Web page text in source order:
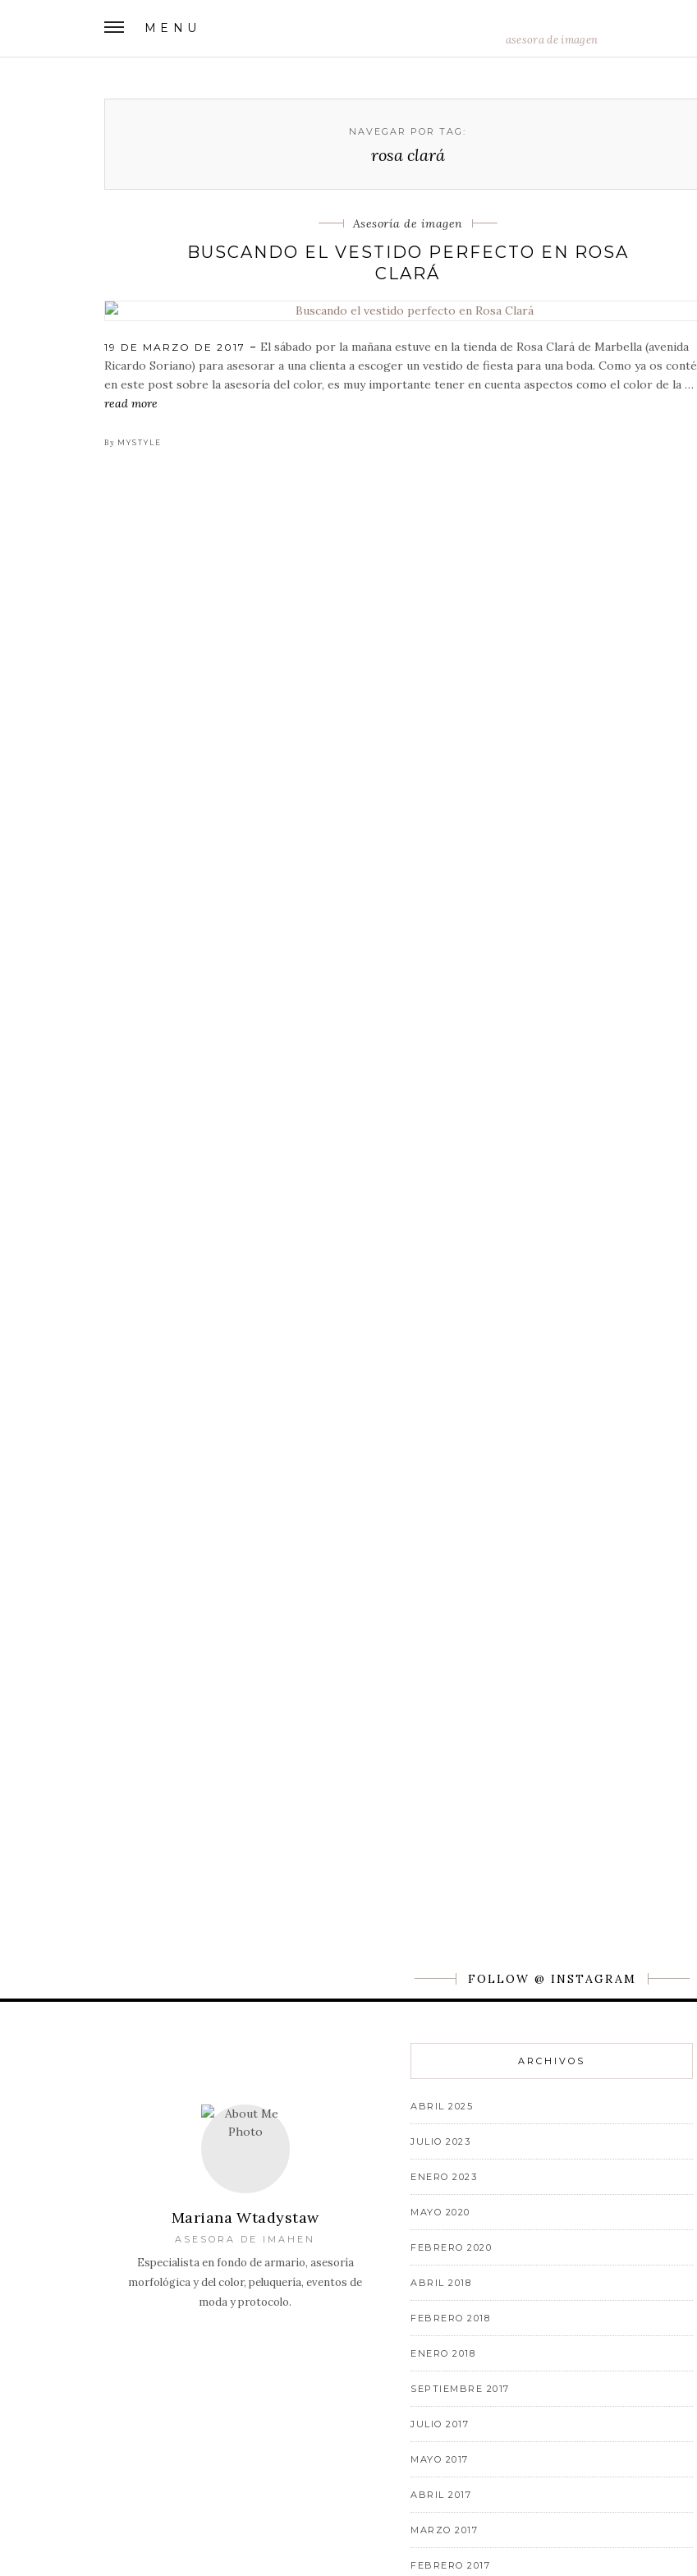
MENU
asesora de imagen
NAVEGAR POR TAG:
rosa clará
Categorias
Asesoría de imagen
BUSCANDO EL VESTIDO PERFECTO EN ROSA
CLARÁ
POSTED
ON
19 DE MARZO DE 2017
El sábado por la mañana estuve en la tienda de Rosa Clará de Marbella (avenida
Ricardo Soriano) para asesorar a una clienta a escoger un vestido de fiesta para una boda. Como ya os conté
en este post sobre la asesoría del color, es muy importante tener en cuenta aspectos como el color de la …
read more
vestido
By MYSTYLE
FOLLOW @ INSTAGRAM
Mariana Wtadystaw
ASESORA DE IMAHEN
Especialista en fondo de armario, asesoría
morfológica y del color, peluquería, eventos de
moda y protocolo.
ARCHIVOS
ABRIL 2025
JULIO 2023
ENERO 2023
MAYO 2020
FEBRERO 2020
ABRIL 2018
FEBRERO 2018
ENERO 2018
SEPTIEMBRE 2017
JULIO 2017
MAYO 2017
ABRIL 2017
MARZO 2017
FEBRERO 2017